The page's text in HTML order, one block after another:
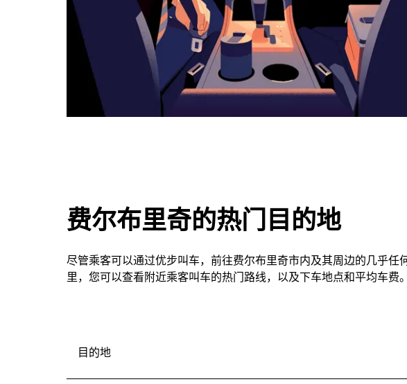
历。
费尔布里奇的热门目的地
尽管乘客可以通过优步叫车，前往费尔布里奇市内及其周边的几乎任
里，您可以查看附近乘客叫车的热门路线，以及下车地点和平均车费
目的地